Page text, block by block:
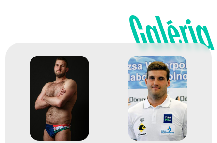
Erdélyi Balázs
Hárai Balázs
Hosnyánszky Norbert
Manhercz Krisztián
Mezei Tamás
Nagy Viktor
Vámos Márton
Varga Dénes Andor
Zalánki Gergő
Galéria